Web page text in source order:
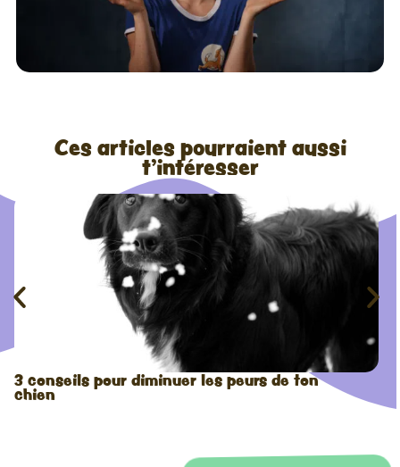
Ces articles pourraient aussi
t'intéresser
3 conseils pour diminuer les peurs de ton
chien